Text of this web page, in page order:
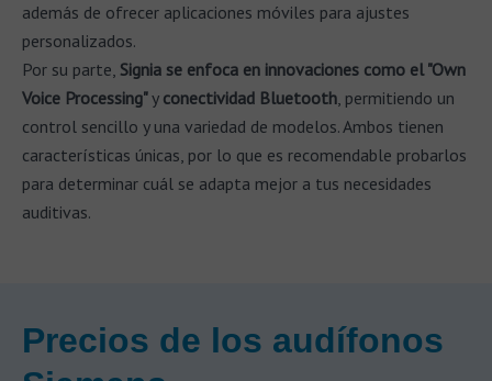
además de ofrecer aplicaciones móviles para ajustes
personalizados.
Por su parte, Signia se enfoca en innovaciones como el "Own
Voice Processing"y conectividad Bluetooth, permitiendo un
control sencillo y una variedad de modelos. Ambos tienen
características únicas, por lo que es recomendable probarlos
para determinar cuál se adapta mejor a tus necesidades
auditivas.
Precios de los audífonos